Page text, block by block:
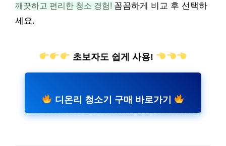
깨끗하고 편리한 청소 경험! 꼼꼼하게 비교 후 선택하
세요.
초보자도 쉽게 사용!
디온리 청소기 구매 바로가기